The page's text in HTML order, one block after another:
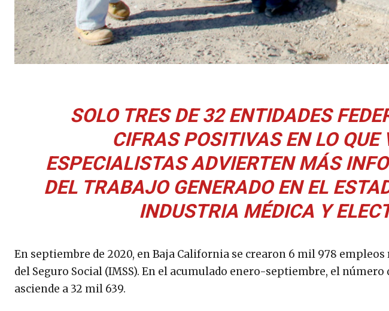
SOLO TRES DE 32 ENTIDADES
CIFRAS POSITIVAS EN LO QUE
ESPECIALISTAS ADVIERTEN MÁS
DEL TRABAJO GENERADO EN EL
INDUSTRIA MÉDICA Y
En septiembre de 2020, en Baja California se crearon 6 mil 978
del Seguro Social (IMSS). En el acumulado enero-septiembre, el
asciende a 32 mil 639.